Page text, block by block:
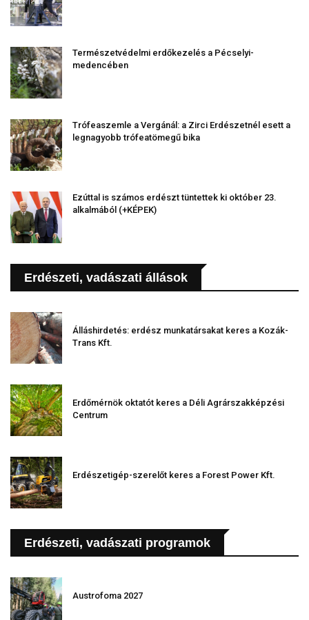
Természetvédelmi erdőkezelés a Pécselyi-
medencében
Trófeaszemle a Vergánál: a Zirci Erdészetnél esett a
legnagyobb trófeatömegű bika
Ezúttal is számos erdészt tüntettek ki október 23.
alkalmából (+KÉPEK)
Erdészeti, vadászati állások
Álláshirdetés: erdész munkatársakat keres a Kozák-
Trans Kft.
Erdőmérnök oktatót keres a Déli Agrárszakképzési
Centrum
Erdészetigép-szerelőt keres a Forest Power Kft.
Erdészeti, vadászati programok
Austrofoma 2027